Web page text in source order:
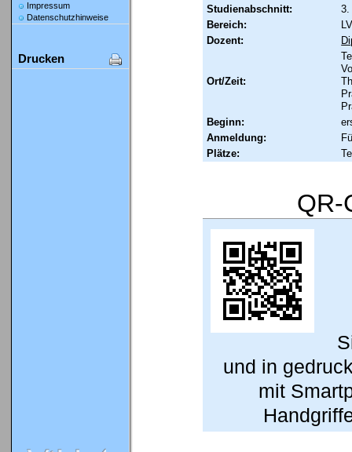
Impressum
Datenschutzhinweise
Drucken
Studienabschnitt:
3.
Bereich:
Dozent:
Ort/Zeit:
Beginn:
Anmeldung:
Plätze:
QR-
und in
mit